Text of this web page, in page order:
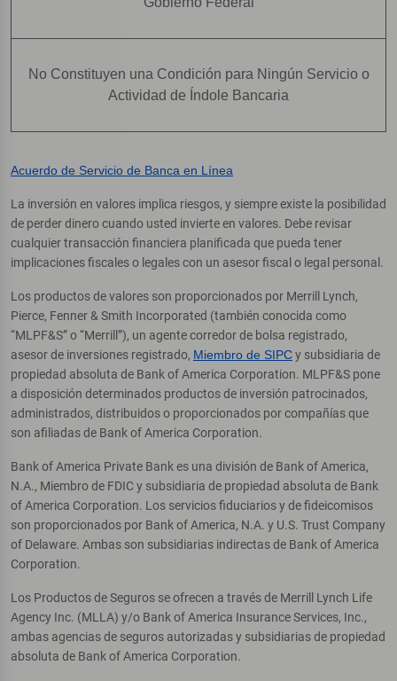
No Constituyen una Condición para Ningún Servicio o
Actividad de Índole Bancaria
Acuerdo de Servicio de Banca en Línea
La inversión en valores implica riesgos, y siempre existe la posibilidad
de perder dinero cuando usted invierte en valores. Debe revisar
cualquier transacción financiera planificada que pueda tener
implicaciones fiscales o legales con un asesor fiscal o legal personal.
Los productos de valores son proporcionados por Merrill Lynch,
Pierce, Fenner & Smith Incorporated (también conocida como
“MLPF&S” o “Merrill”), un agente corredor de bolsa registrado,
asesor de inversiones registrado, Miembro de SIPCy subsidiaria de
propiedad absoluta de Bank of America Corporation. MLPF&S pone
a disposición determinados productos de inversión patrocinados,
administrados, distribuidos o proporcionados por compañías que
son afiliadas de Bank of America Corporation.
Bank of America Private Bank es una división de Bank of America,
N.A., Miembro de FDIC y subsidiaria de propiedad absoluta de Bank
of America Corporation. Los servicios fiduciarios y de fideicomisos
son proporcionados por Bank of America, N.A. y U.S. Trust Company
of Delaware. Ambas son subsidiarias indirectas de Bank of America
Corporation.
Los Productos de Seguros se ofrecen a través de Merrill Lynch Life
Agency Inc. (MLLA) y/o Bank of America Insurance Services, Inc.,
ambas agencias de seguros autorizadas y subsidiarias de propiedad
absoluta de Bank of America Corporation.